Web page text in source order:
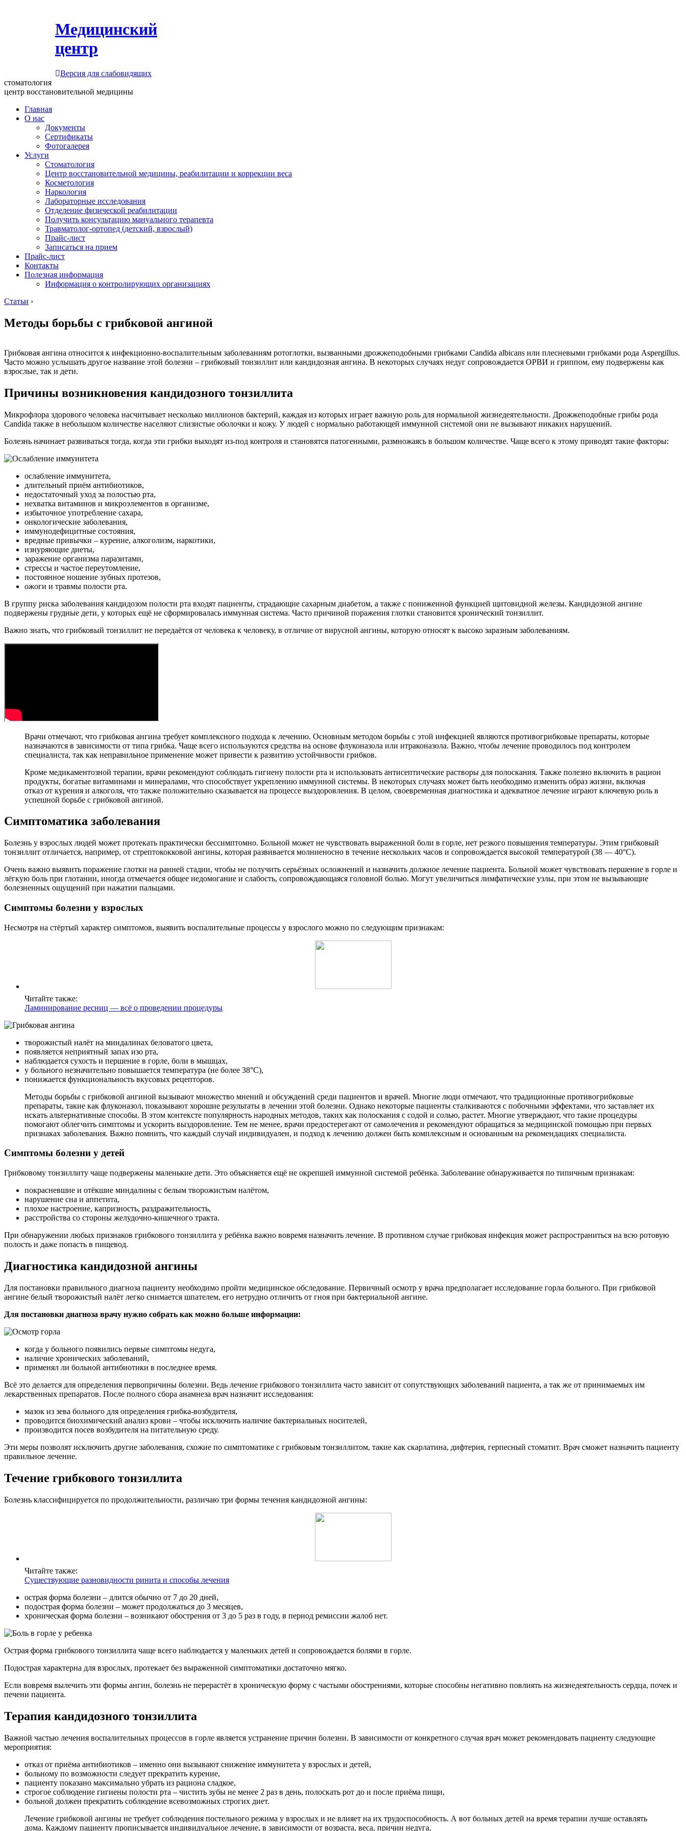
Медицинский
центр
Версия для слабовидящих
стоматология
центр восстановительной медицины
Главная
О нас
Документы
Сертификаты
Фотогалерея
Услуги
Стоматология
Центр восстановительной медицины, реабилитации и коррекции веса
Косметология
Наркология
Лабораторные исследования
Отделение физической реабилитации
Получить консультацию мануального терапевта
Травматолог-ортопед (детский, взрослый)
Прайс-лист
Записаться на прием
Прайс-лист
Контакты
Полезная информация
Информация о контролирующих организациях
Статьи ›
Методы борьбы с грибковой ангиной
Грибковая ангина относится к инфекционно-воспалительным заболеваниям ротоглотки, вызванными дрожжеподобными грибками Candida albicans или плесневыми грибками рода Aspergillus.
Часто можно услышать другое название этой болезни – грибковый тонзиллит или кандидозная ангина. В некоторых случаях недуг сопровождается ОРВИ и гриппом, ему подвержены как
взрослые, так и дети.
Причины возникновения кандидозного тонзиллита
Микрофлора здорового человека насчитывает несколько миллионов бактерий, каждая из которых играет важную роль для нормальной жизнедеятельности. Дрожжеподобные грибы рода
Candida также в небольшом количестве населяют слизистые оболочки и кожу. У людей с нормально работающей иммунной системой они не вызывают никаких нарушений.
Болезнь начинает развиваться тогда, когда эти грибки выходят из-под контроля и становятся патогенными, размножаясь в большом количестве. Чаще всего к этому приводят такие факторы:
ослабление иммунитета,
длительный приём антибиотиков,
недостаточный уход за полостью рта,
нехватка витаминов и микроэлементов в организме,
избыточное употребление сахара,
онкологические заболевания,
иммунодефицитные состояния,
вредные привычки – курение, алкоголизм, наркотики,
изнуряющие диеты,
заражение организма паразитами,
стрессы и частое переутомление,
постоянное ношение зубных протезов,
ожоги и травмы полости рта.
В группу риска заболевания кандидозом полости рта входят пациенты, страдающие сахарным диабетом, а также с пониженной функцией щитовидной железы. Кандидозной ангине
подвержены грудные дети, у которых ещё не сформировалась иммунная система. Часто причиной поражения глотки становится хронический тонзиллит.
Важно знать, что грибковый тонзиллит не передаётся от человека к человеку, в отличие от вирусной ангины, которую относят к высоко заразным заболеваниям.
Врачи отмечают, что грибковая ангина требует комплексного подхода к лечению. Основным методом борьбы с этой инфекцией являются противогрибковые препараты, которые
назначаются в зависимости от типа грибка. Чаще всего используются средства на основе флуконазола или итраконазола. Важно, чтобы лечение проводилось под контролем
специалиста, так как неправильное применение может привести к развитию устойчивости грибков.
Кроме медикаментозной терапии, врачи рекомендуют соблюдать гигиену полости рта и использовать антисептические растворы для полоскания. Также полезно включить в рацион
продукты, богатые витаминами и минералами, что способствует укреплению иммунной системы. В некоторых случаях может быть необходимо изменить образ жизни, включая
отказ от курения и алкоголя, что также положительно сказывается на процессе выздоровления. В целом, своевременная диагностика и адекватное лечение играют ключевую роль в
успешной борьбе с грибковой ангиной.
Симптоматика заболевания
Болезнь у взрослых людей может протекать практически бессимптомно. Больной может не чувствовать выраженной боли в горле, нет резкого повышения температуры. Этим грибковый
тонзиллит отличается, например, от стрептококковой ангины, которая развивается молниеносно в течение нескольких часов и сопровождается высокой температурой (38 — 40°С).
Очень важно выявить поражение глотки на ранней стадии, чтобы не получить серьёзных осложнений и назначить должное лечение пациента. Больной может чувствовать першение в горле и
лёгкую боль при глотании, иногда отмечается общее недомогание и слабость, сопровождающаяся головной болью. Могут увеличиться лимфатические узлы, при этом не вызывающие
болезненных ощущений при нажатии пальцами.
Симптомы болезни у взрослых
Несмотря на стёртый характер симптомов, выявить воспалительные процессы у взрослого можно по следующим признакам:
Читайте также:
Ламинирование ресниц — всё о проведении процедуры
творожистый налёт на миндалинах беловатого цвета,
появляется неприятный запах изо рта,
наблюдается сухость и першение в горле, боли в мышцах,
у больного незначительно повышается температура (не более 38°С),
понижается функциональность вкусовых рецепторов.
Методы борьбы с грибковой ангиной вызывают множество мнений и обсуждений среди пациентов и врачей. Многие люди отмечают, что традиционные противогрибковые
препараты, такие как флуконазол, показывают хорошие результаты в лечении этой болезни. Однако некоторые пациенты сталкиваются с побочными эффектами, что заставляет их
искать альтернативные способы. В этом контексте популярность народных методов, таких как полоскания с содой и солью, растет. Многие утверждают, что такие процедуры
помогают облегчить симптомы и ускорить выздоровление. Тем не менее, врачи предостерегают от самолечения и рекомендуют обращаться за медицинской помощью при первых
признаках заболевания. Важно помнить, что каждый случай индивидуален, и подход к лечению должен быть комплексным и основанным на рекомендациях специалиста.
Симптомы болезни у детей
Грибковому тонзиллиту чаще подвержены маленькие дети. Это объясняется ещё не окрепшей иммунной системой ребёнка. Заболевание обнаруживается по типичным признакам:
покрасневшие и отёкшие миндалины с белым творожистым налётом,
нарушение сна и аппетита,
плохое настроение, капризность, раздражительность,
расстройства со стороны желудочно-кишечного тракта.
При обнаружении любых признаков грибкового тонзиллита у ребёнка важно вовремя назначить лечение. В противном случае грибковая инфекция может распространиться на всю ротовую
полость и даже попасть в пищевод.
Диагностика кандидозной ангины
Для постановки правильного диагноза пациенту необходимо пройти медицинское обследование. Первичный осмотр у врача предполагает исследование горла больного. При грибковой
ангине белый творожистый налёт легко снимается шпателем, его нетрудно отличить от гноя при бактериальной ангине.
Для постановки диагноза врачу нужно собрать как можно больше информации:
когда у больного появились первые симптомы недуга,
наличие хронических заболеваний,
применял ли больной антибиотики в последнее время.
Всё это делается для определения первопричины болезни. Ведь лечение грибкового тонзиллита часто зависит от сопутствующих заболеваний пациента, а так же от принимаемых им
лекарственных препаратов. После полного сбора анамнеза врач назначит исследования:
мазок из зева больного для определения грибка-возбудителя,
проводится биохимический анализ крови – чтобы исключить наличие бактериальных носителей,
производится посев возбудителя на питательную среду.
Эти меры позволят исключить другие заболевания, схожие по симптоматике с грибковым тонзиллитом, такие как скарлатина, дифтерия, герпесный стоматит. Врач сможет назначить пациенту
правильное лечение.
Течение грибкового тонзиллита
Болезнь классифицируется по продолжительности, различаю три формы течения кандидозной ангины:
Читайте также:
Существующие разновидности ринита и способы лечения
острая форма болезни – длится обычно от 7 до 20 дней,
подострая форма болезни – может продолжаться до 3 месяцев,
хроническая форма болезни – возникают обострения от 3 до 5 раз в году, в период ремиссии жалоб нет.
Острая форма грибкового тонзиллита чаще всего наблюдается у маленьких детей и сопровождается болями в горле.
Подострая характерна для взрослых, протекает без выраженной симптоматики достаточно мягко.
Если вовремя вылечить эти формы ангин, болезнь не перерастёт в хроническую форму с частыми обострениями, которые способны негативно повлиять на жизнедеятельность сердца, почек и
печени пациента.
Терапия кандидозного тонзиллита
Важной частью лечения воспалительных процессов в горле является устранение причин болезни. В зависимости от конкретного случая врач может рекомендовать пациенту следующие
мероприятия:
отказ от приёма антибиотиков – именно они вызывают снижение иммунитета у взрослых и детей,
больному по возможности следует прекратить курение,
пациенту показано максимально убрать из рациона сладкое,
строгое соблюдение гигиены полости рта – чистить зубы не менее 2 раз в день, полоскать рот до и после приёма пищи,
больной должен прекратить соблюдение всевозможных строгих диет.
Лечение грибковой ангины не требует соблюдения постельного режима у взрослых и не влияет на их трудоспособность. А вот больных детей на время терапии лучше оставлять
дома. Каждому пациенту прописывается индивидуальное лечение, в зависимости от возраста, веса, причин недуга.